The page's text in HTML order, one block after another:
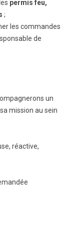
permis feu,
;
les commandes
de
un
mission au sein
réactive,